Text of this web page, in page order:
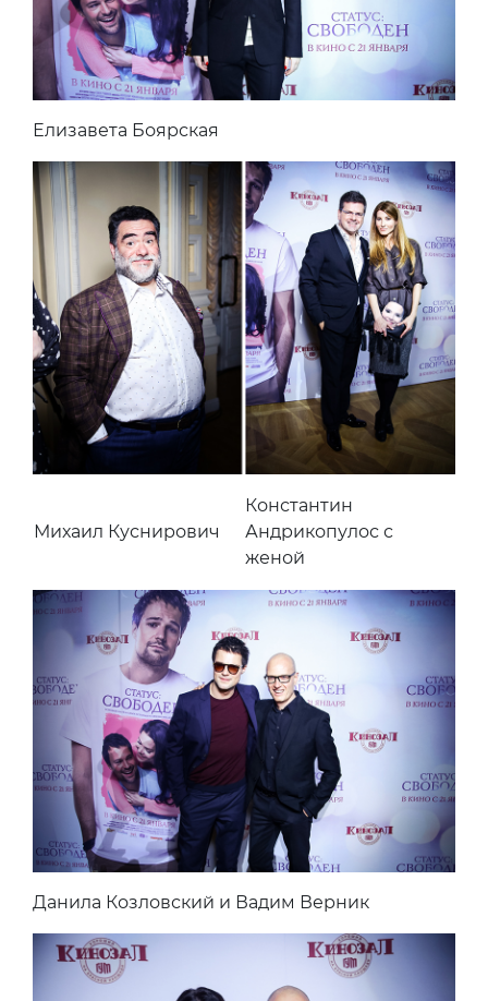
Елизавета Боярская
Михаил Куснирович
Константин
Андрикопулос с
женой
Данила Козловский и Вадим Верник